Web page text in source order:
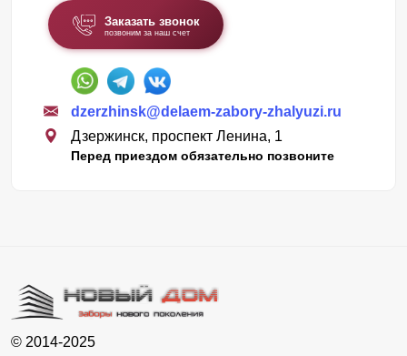
Заказать звонок
позвоним за наш счет
dzerzhinsk@delaem-zabory-zhalyuzi.ru
Дзержинск, проспект Ленина, 1
Перед приездом обязательно позвоните
© 2014-2025